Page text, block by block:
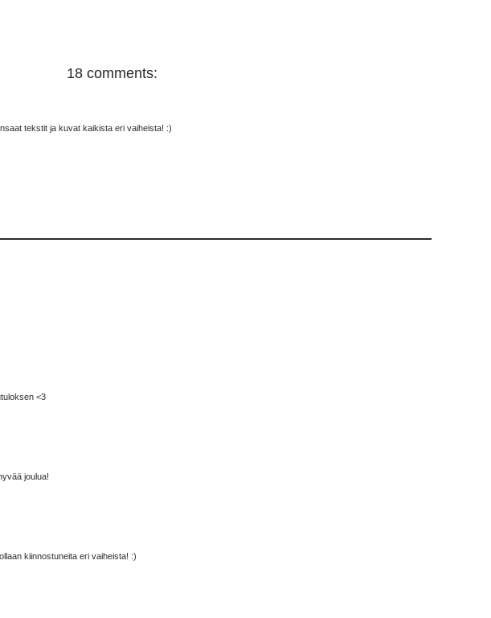
18 comments:
tekstit ja kuvat kaikista eri vaiheista! :)
<3
joulua!
kiinnostuneita eri vaiheista! :)